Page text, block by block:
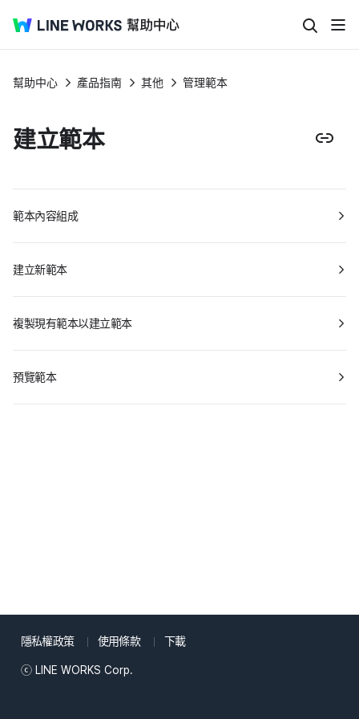
幫助中心 產品指南 其他 管理範本
建立範本
範本內容組成
建立新範本
複製現有範本以建立範本
預覽範本
ⓒ LINE WORKS Corp.
隱私權政策 使用條款 下載